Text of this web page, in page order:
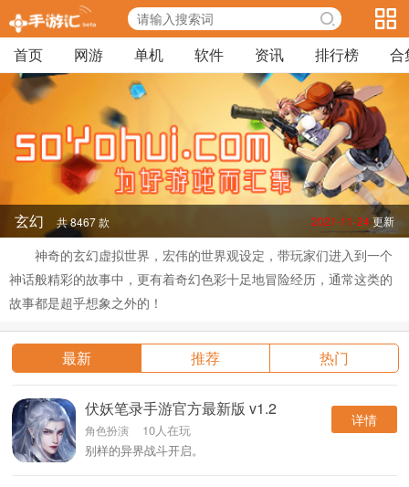
首页 网游 单机 软件 资讯 排行榜 合
玄幻 共 8467 款 2021-11-24更新
神奇的玄幻虚拟世界，宏伟的世界观设定，带玩家们进入到一个
神话般精彩的故事中，更有着奇幻色彩十足地冒险经历，通常这类的
故事都是超乎想象之外的！
最新 推荐 热门
伏妖笔录手游官方最新版 v1.2
角色扮演
10人在玩
别样的异界战斗开启。
详情